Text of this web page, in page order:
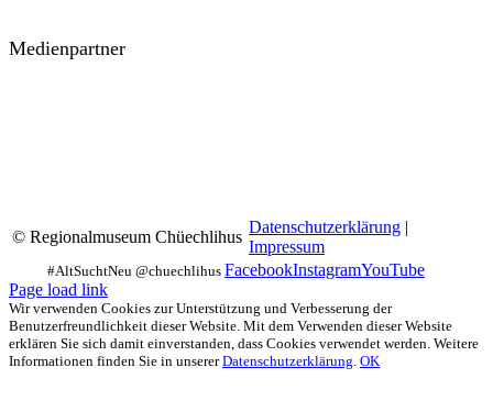
Medienpartner
© Regionalmuseum Chüechlihus
Datenschutzerklärung |
Impressum
FacebookInstagramYouTube
Page load link
Wir verwenden Cookies zur Unterstützung und Verbesserung der
Benutzerfreundlichkeit dieser Website. Mit dem Verwenden dieser Website
erklären Sie sich damit einverstanden, dass Cookies verwendet werden. Weitere
Informationen finden Sie in unsererDatenschutzerklärung OK